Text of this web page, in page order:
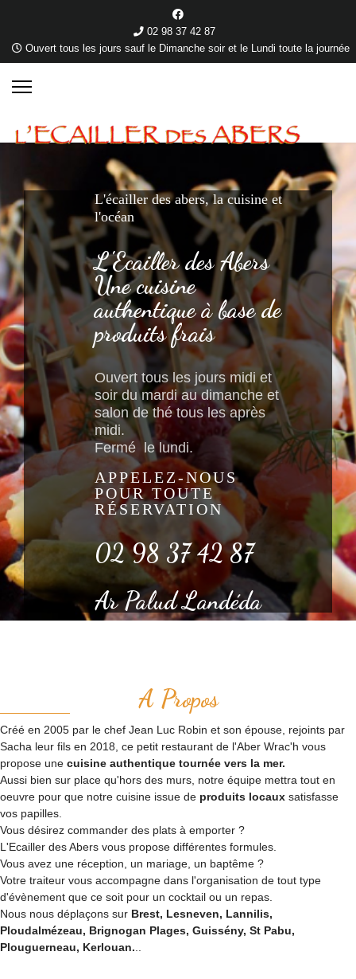
02 98 37 42 87
Ouvert tous les jours sauf le Dimanche soir et le Lundi toute la journée
L'écailler des abers, la cuisine et
l'océan
L'Ecailler des Abers
Une cuisine
authentique à base de
produits frais
Ouvert tous les jours midi et
soir du mardi au dimanche et
salon de thé tous les après
midi.
Fermé le lundi.
APPELEZ-NOUS
POUR TOUTE
RÉSERVATION
02 98 37 42 87
Ar Palud Landéda
A Propos
Créé en 2005 par le chef Jean Luc Robin et son épouse, rejoints par
Sacha leur fils en 2018, ce petit restaurant de l'Aber Wrac'h vous
propose une cuisine authentique tournée vers la mer.
Aussi bien sur place qu'hors des murs, notre équipe mettra tout en
oeuvre pour que notre cuisine issue de produits locaux satisfasse
vos papilles.
Vous désirez commander des plats à emporter ?
L'Ecailler des Abers vous propose différentes formules.
Vous avez une réception, un mariage, un baptême ?
Votre traiteur vous accompagne dans l'organisation de tout type
d'évènement que ce soit pour un cocktail ou un repas.
Nous nous déplaçons sur Brest, Lesneven, Lannilis,
Ploudalmézeau, Brignogan Plages, Guissény, St Pabu,
Plouguerneau, Kerlouan.